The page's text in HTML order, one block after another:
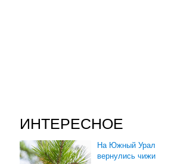
ИНТЕРЕСНОЕ
На Южный Урал
вернулись чижи